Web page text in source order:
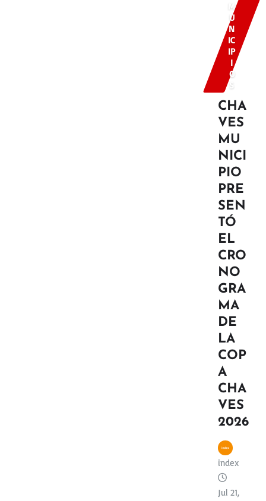
M
U
N
IC
IP
I
O
S
CHA
VES
MU
NICI
PIO
PRE
SEN
TÓ
EL
CRO
NO
GRA
MA
DE
LA
COP
A
CHA
VES
2026
index
Jul 21,